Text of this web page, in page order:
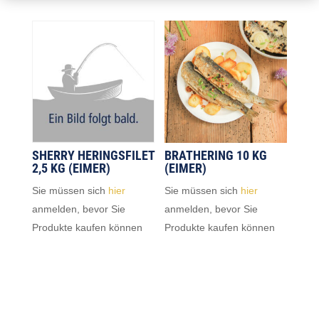
SHERRY HERINGSFILET
2,5 KG (EIMER)
Sie müssen sich hier
anmelden, bevor Sie
Produkte kaufen können
BRATHERING 10 KG
(EIMER)
Sie müssen sich hier
anmelden, bevor Sie
Produkte kaufen können